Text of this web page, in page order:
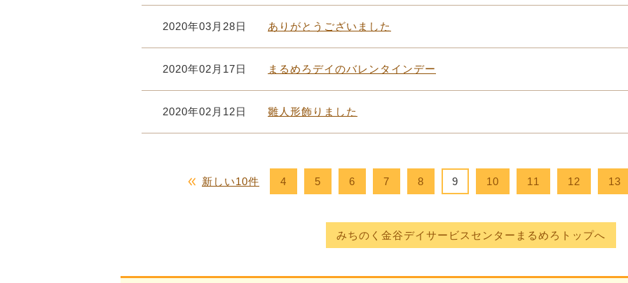
2020年03月28日 ありがとうございました
2020年02月17日 まるめろデイのバレンタインデー
2020年02月12日 雛人形飾りました
新しい10件 4 5 6 7 8 9 10 11 12 13
みちのく金谷デイサービスセンターまるめろトップへ